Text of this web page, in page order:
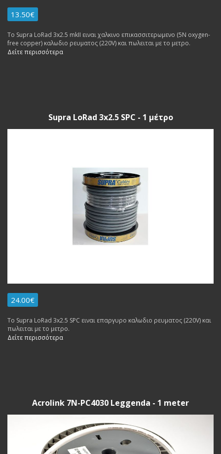
13.50€
Το Supra LoRad 3x2.5 mkII ειναι χαλκινο επικασσιτερωμενο (5N oxygen-
free copper) καλωδιο ρευματος (220V) και πωλειται με το μετρο.
Δείτε περισσότερα
Supra LoRad 3x2.5 SPC - 1 μέτρο
24.00€
Το Supra LoRad 3x2.5 SPC ειναι επαργυρο καλωδιο ρευματος (220V) και
πωλειται με το μετρο.
Δείτε περισσότερα
Acrolink 7N-PC4030 Leggenda - 1 meter